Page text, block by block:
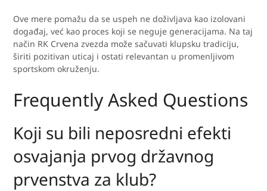
Ove mere pomažu da se uspeh ne doživljava kao izolovani
događaj, već kao proces koji se neguje generacijama. Na taj
način RK Crvena zvezda može sačuvati klupsku tradiciju,
širiti pozitivan uticaj i ostati relevantan u promenljivom
sportskom okruženju.
Frequently Asked Questions
Koji su bili neposredni efekti
osvajanja prvog državnog
prvenstva za klub?